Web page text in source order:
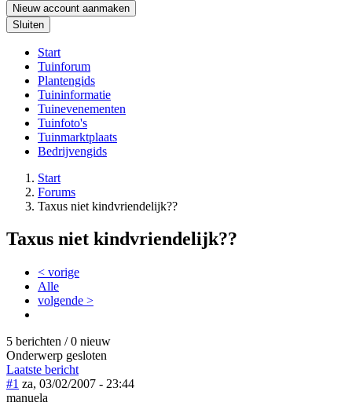
Nieuw account aanmaken
Sluiten
Start
Tuinforum
Plantengids
Tuininformatie
Tuinevenementen
Tuinfoto's
Tuinmarktplaats
Bedrijvengids
Start
Forums
Taxus niet kindvriendelijk??
Taxus niet kindvriendelijk??
< vorige
Alle
volgende >
5 berichten / 0 nieuw
Onderwerp gesloten
Laatste bericht
#1 za, 03/02/2007 - 23:44
manuela